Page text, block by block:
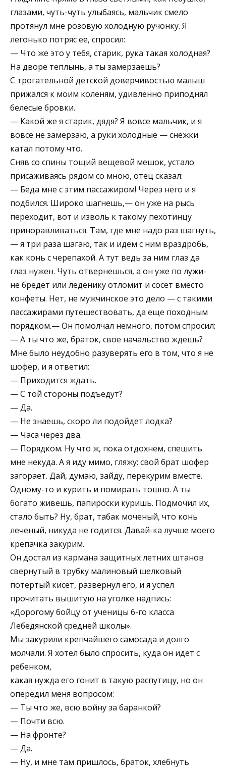
глазами, чуть-чуть улыбаясь, мальчик смело
протянул мне розовую холодную ручонку. Я
легонько потряс ее, спросил:
— Что же это у тебя, старик, рука такая холодная?
На дворе теплынь, а ты замерзаешь?
С трогательной детской доверчивостью малыш
прижался к моим коленям, удивленно приподнял
белесые бровки.
— Какой же я старик, дядя? Я вовсе мальчик, и я
вовсе не замерзаю, а руки холодные — снежки
катал потому что.
Сняв со спины тощий вещевой мешок, устало
присаживаясь рядом со мною, отец сказал:
— Беда мне с этим пассажиром! Через него и я
подбился. Широко шагнешь,— он уже на рысь
переходит, вот и изволь к такому пехотинцу
приноравливаться. Там, где мне надо раз шагнуть,
— я три раза шагаю, так и идем с ним враздробь,
как конь с черепахой. А тут ведь за ним глаз да
глаз нужен. Чуть отвернешься, а он уже по лужи-
не бредет или леденику отломит и сосет вместо
конфеты. Нет, не мужчинское это дело — с такими
пассажирами путешествовать, да еще походным
порядком.— Он помолчал немного, потом спросил:
— А ты что же, браток, свое начальство ждешь?
Мне было неудобно разуверять его в том, что я не
шофер, и я ответил:
— Приходится ждать.
— С той стороны подъедут?
— Да.
— Не знаешь, скоро ли подойдет лодка?
— Часа через два.
— Порядком. Ну что ж, пока отдохнем, спешить
мне некуда. А я иду мимо, гляжу: свой брат шофер
загорает. Дай, думаю, зайду, перекурим вместе.
Одному-то и курить и помирать тошно. А ты
богато живешь, папироски куришь. Подмочил их,
стало быть? Ну, брат, табак моченый, что конь
леченый, никуда не годится. Давай-ка лучше моего
крепачка закурим.
Он достал из кармана защитных летних штанов
свернутый в трубку малиновый шелковый
потертый кисет, развернул его, и я успел
прочитать вышитую на уголке надпись:
«Дорогому бойцу от ученицы 6-го класса
Лебедянской средней школы».
Мы закурили крепчайшего самосада и долго
молчали. Я хотел было спросить, куда он идет с
ребенком,
какая нужда его гонит в такую распутицу, но он
опередил меня вопросом:
— Ты что же, всю войну за баранкой?
— Почти всю.
— На фронте?
— Да.
— Ну, и мне там пришлось, браток, хлебнуть